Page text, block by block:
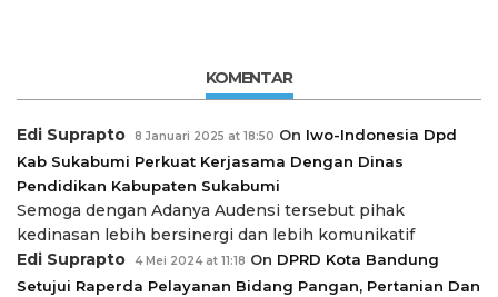
KOMENTAR
Edi Suprapto 8 Januari 2025 at 18:50 On Iwo-Indonesia Dpd
Kab Sukabumi Perkuat Kerjasama Dengan Dinas
Pendidikan Kabupaten Sukabumi
Semoga dengan Adanya Audensi tersebut pihak
kedinasan lebih bersinergi dan lebih komunikatif
Edi Suprapto
4 Mei 2024 at 11:18 On DPRD Kota Bandung
Setujui Raperda Pelayanan Bidang Pangan, Pertanian Dan